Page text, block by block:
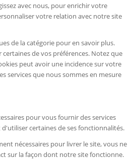
avec nous, pour enrichir votre
votre relation avec notre site
de la catégorie pour en savoir plus.
de vos préférences. Notez que
peut avoir une incidence sur votre
services que nous sommes en mesure
pour vous fournir des services
certaines de ses fonctionnalités.
nécessaires pour livrer le site, vous ne
sur la façon dont notre site fonctionne.